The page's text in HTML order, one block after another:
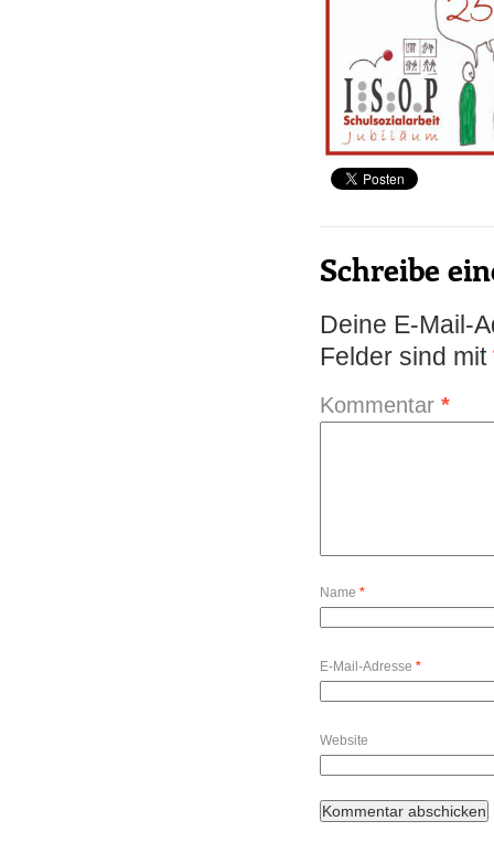
Schreibe
Deine E-Mail-
Felder sind mit
Kommentar *
Name *
E-Mail-Adresse *
Website